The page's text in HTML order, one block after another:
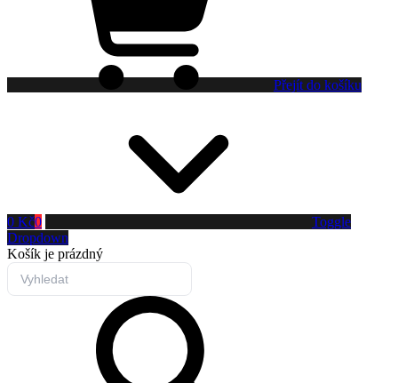
Přejít do košíku
0 Kč0
Toggle
Dropdown
Košík je prázdný